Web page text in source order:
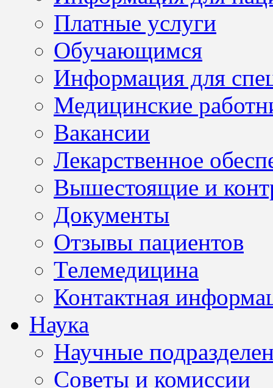
Платные услуги
Обучающимся
Информация для
Медицинские
Вакансии
Лекарственное
Вышестоящие и
Документы
Отзывы пациентов
Телемедицина
Контактная
Наука
Научные
Советы и комиссии